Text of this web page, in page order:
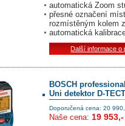
automatická Zoom
přesné označení
rozmístěným kolem
automatická
Další informace o
BOSCH
Uni detektor D-
Doporučená cena: 20
Naše cena: 19